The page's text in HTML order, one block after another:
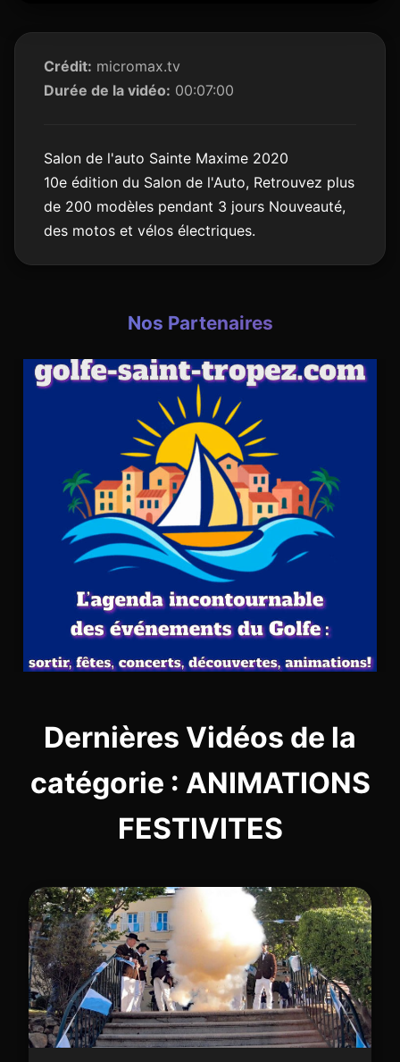
Crédit: micromax.tv
Durée de la vidéo: 00:07:00
Salon de l'auto Sainte Maxime 2020
10e édition du Salon de l'Auto, Retrouvez plus
de 200 modèles pendant 3 jours Nouveauté,
des motos et vélos électriques.
Nos Partenaires
Dernières Vidéos de la
catégorie : ANIMATIONS
FESTIVITES